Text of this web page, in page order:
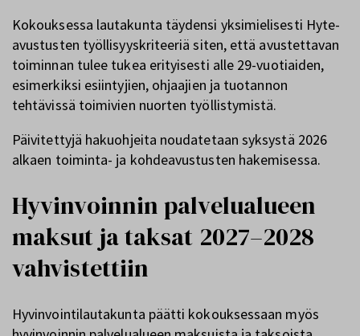
Kokouksessa lautakunta täydensi yksimielisesti Hyte-
avustusten työllisyyskriteeriä siten, että avustettavan
toiminnan tulee tukea erityisesti alle 29-vuotiaiden,
esimerkiksi esiintyjien, ohjaajien ja tuotannon
tehtävissä toimivien nuorten työllistymistä.
Päivitettyjä hakuohjeita noudatetaan syksystä 2026
alkaen toiminta- ja kohdeavustusten hakemisessa.
Hyvinvoinnin palvelualueen
maksut ja taksat 2027–2028
vahvistettiin
Hyvinvointilautakunta päätti kokouksessaan myös